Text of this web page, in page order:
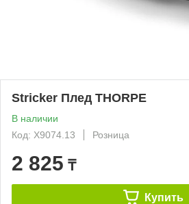
Stricker Плед THORPE
В наличии
Код: X9074.13
Розница
2 825 ₸
Купить